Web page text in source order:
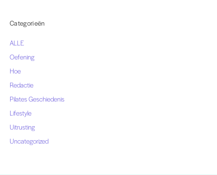
Categorieën
ALLE
Oefening
Hoe
Redactie
Pilates Geschiedenis
Lifestyle
Uitrusting
Uncategorized